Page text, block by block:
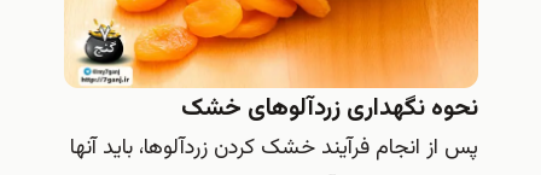
نحوه نگهداری زردآلوهای خشک
پس از انجام فرآیند خشک کردن زردآلوها، باید آنها